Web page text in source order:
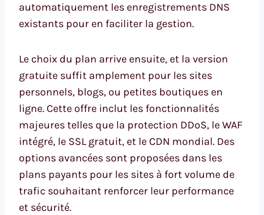
automatiquement les enregistrements DNS
existants pour en faciliter la gestion.
Le choix du plan arrive ensuite, et la version
gratuite suffit amplement pour les sites
personnels, blogs, ou petites boutiques en
ligne. Cette offre inclut les fonctionnalités
majeures telles que la protection DDoS, le WAF
intégré, le SSL gratuit, et le CDN mondial. Des
options avancées sont proposées dans les
plans payants pour les sites à fort volume de
trafic souhaitant renforcer leur performance
et sécurité.